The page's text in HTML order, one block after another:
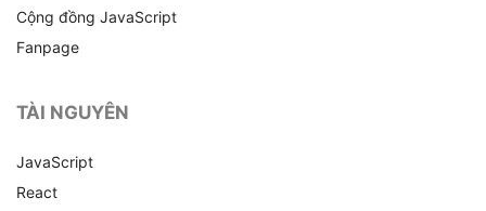
Cộng đồng JavaScript
Fanpage
TÀI NGUYÊN
JavaScript
React